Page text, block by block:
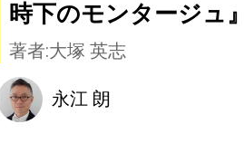
時下のモンタージュ
著者:大塚 英志
永江 朗